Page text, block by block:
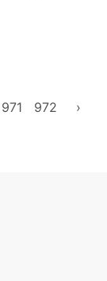
971 972 ›